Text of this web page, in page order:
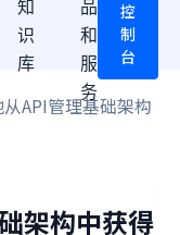
知
识
库
品
和
服
务
控
制
台
API管理基础架构
架构中获得